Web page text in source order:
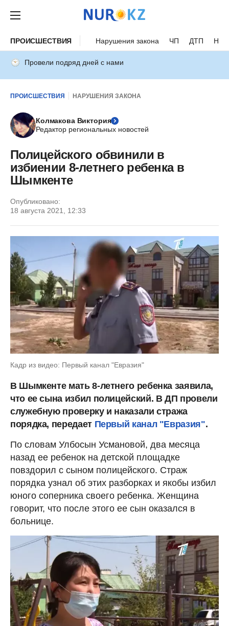
ПРОИСШЕСТВИЯ Нарушения закона ЧП ДТП
Провели подряд дней с нами
ПРОИСШЕСТВИЯ НАРУШЕНИЯ ЗАКОНА
Колмакова Виктория
Редактор региональных новостей
Полицейского обвинили в
избиении 8-летнего ребенка в
Шымкенте
Опубликовано:
18 августа 2021, 12:33
Кадр из видео: Первый канал "Евразия"
В Шымкенте мать 8-летнего ребенка заявила,
что ее сына избил полицейский. В ДП провели
служебную проверку и наказали стража
порядка, передает Первый канал "Евразия".
По словам Улбосын Усмановой, два месяца
назад ее ребенок на детской площадке
повздорил с сыном полицейского. Страж
порядка узнал об этих разборках и якобы избил
юного соперника своего ребенка. Женщина
говорит, что после этого ее сын оказался в
больнице.